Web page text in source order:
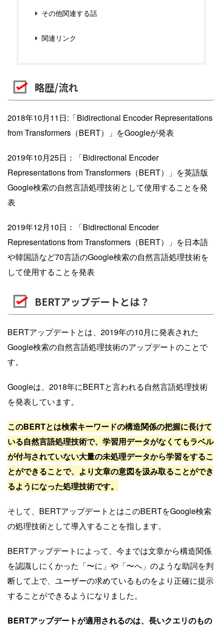
その他関連する話
関連リンク
略歴/流れ
2018年10月11日:「Bidirectional Encoder Representations
from Transformers（BERT）」をGoogleが発表
2019年10月25日：「Bidirectional Encoder
Representations from Transformers（BERT）」を英語版
Google検索の自然言語処理技術として使用することを発
表
2019年12月10日：「Bidirectional Encoder
Representations from Transformers（BERT）」を日本語
や韓国語など70言語のGoogle検索の自然言語処理技術を
して使用することを発表
BERTアップデートとは？
BERTアップデートとは、2019年の10月に発表された
Google検索の自然言語処理技術のアップデートのことで
す。
Googleは、2018年にBERTと言われる自然言語処理技術
を発表しています。
このBERTとは検索キーワードの構造関係の把握に長けて
いる自然言語処理技術で、学習用データがなくてもラベル
が付与されていない大量の未処理データから学習をするこ
とができることで、より文章の意図を汲み取ることができ
るようになった処理技術です。
そして、BERTアップデートとはこのBERTをGoogle検索
の処理技術として導入することを指します。
BERTアップデートによって、今までは文章から構造関係
を認識しにくかった「〜に」や「〜へ」のような助詞を判
断して上で、ユーザーの求めているものをより正確に提示
することができるようになりました。
BERTアップデートが適用されるのは、長いクエリのもの